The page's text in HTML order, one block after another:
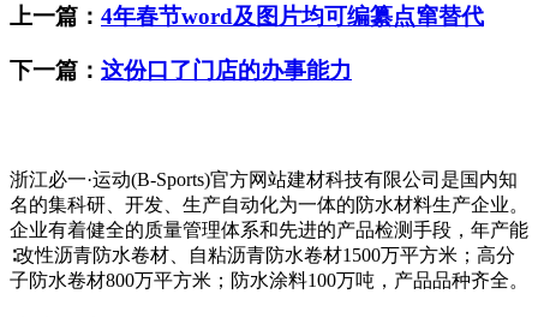
上一篇： 4年春节word及图片均可编纂点窜替代
下一篇： 这份口了门店的办事能力
浙江必一·运动(B-Sports)官方网站建材科技有限公司是国内知
名的集科研、开发、生产自动化为一体的防水材料生产企业。
企业有着健全的质量管理体系和先进的产品检测手段，年产能
∶改性沥青防水卷材、自粘沥青防水卷材1500万平方米；高分
子防水卷材800万平方米；防水涂料100万吨，产品品种齐全。